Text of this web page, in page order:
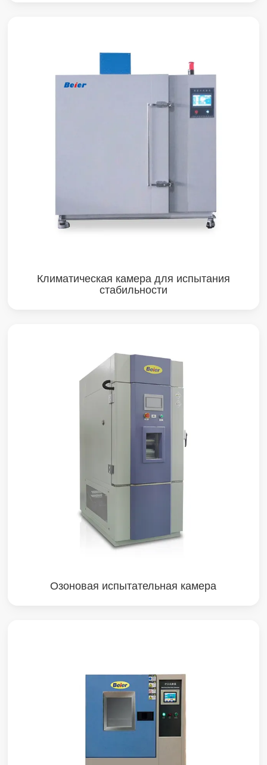
Климатическая камера для испытания
стабильности
Озоновая испытательная камера